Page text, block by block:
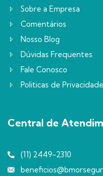
Sobre a Empresa
Comentários
Nosso Blog
Dúvidas Frequentes
Fale Conosco
Politicas de Privacidade
Central de
(11) 2449-2310